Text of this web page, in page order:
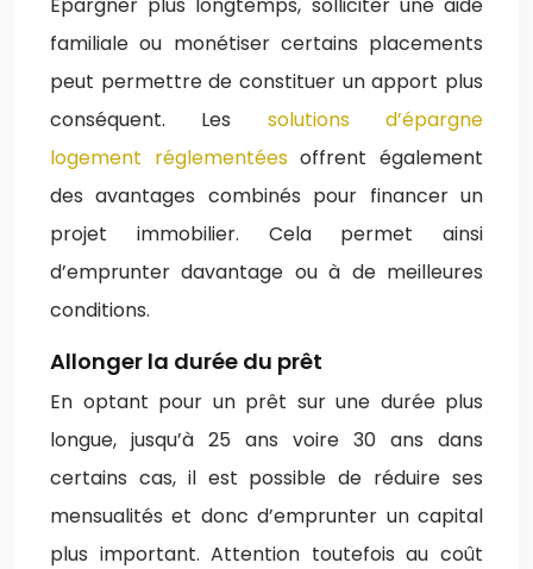
familiale ou monétiser certains placements
peut permettre de constituer un apport plus
conséquent. Les solutions d’épargne
logement réglementéesoffrent également
des avantages combinés pour financer un
projet immobilier. Cela permet ainsi
d’emprunter davantage ou à de meilleures
conditions.
Allonger la durée du prêt
En optant pour un prêt sur une durée plus
longue, jusqu’à 25 ans voire 30 ans dans
certains cas, il est possible de réduire ses
mensualités et donc d’emprunter un capital
plus important. Attention toutefois au coût